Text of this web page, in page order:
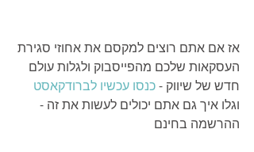
אז אם אתם רוצים למקסם את אחוזי סגירת
העסקאות שלכם מהפייסבוק ולגלות עולם
חדש של שיווק - כנסו עכשיו לברודקאסט
וגלו איך גם אתם יכולים לעשות את זה -
ההרשמה בחינם